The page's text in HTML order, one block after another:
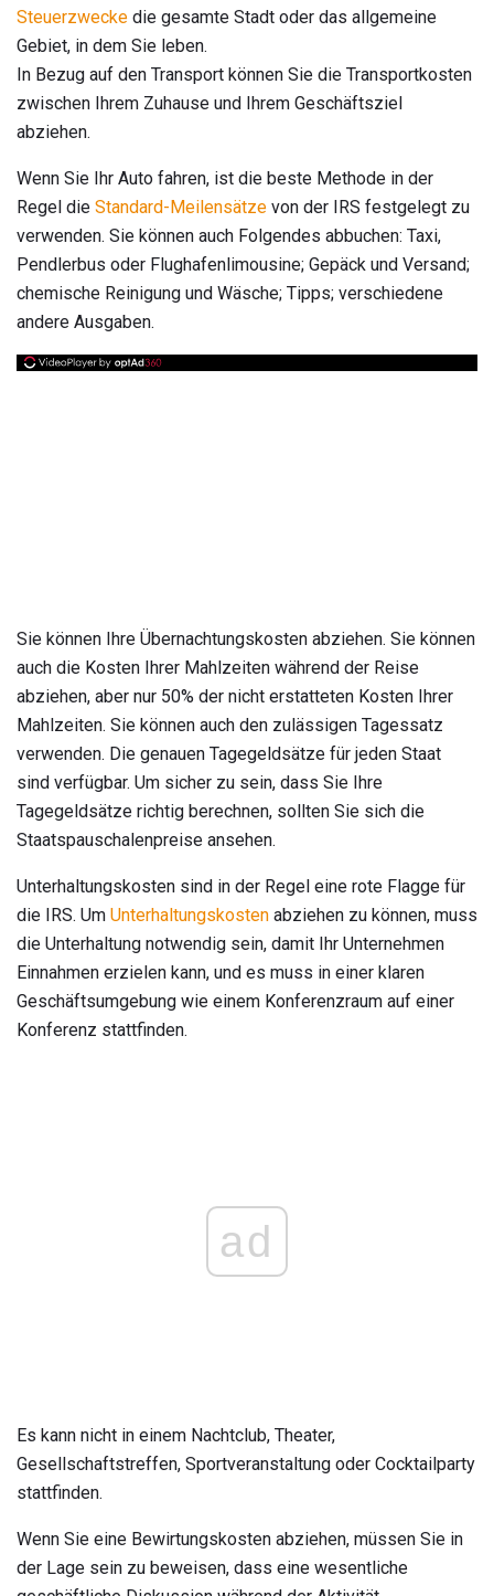
Steuerzwecke die gesamte Stadt oder das allgemeine
Gebiet, in dem Sie leben.
In Bezug auf den Transport können Sie die Transportkosten
zwischen Ihrem Zuhause und Ihrem Geschäftsziel
abziehen.
Wenn Sie Ihr Auto fahren, ist die beste Methode in der
Regel die Standard-Meilensätze von der IRS festgelegt zu
verwenden. Sie können auch Folgendes abbuchen: Taxi,
Pendlerbus oder Flughafenlimousine; Gepäck und Versand;
chemische Reinigung und Wäsche; Tipps; verschiedene
andere Ausgaben.
Sie können Ihre Übernachtungskosten abziehen. Sie können
auch die Kosten Ihrer Mahlzeiten während der Reise
abziehen, aber nur 50% der nicht erstatteten Kosten Ihrer
Mahlzeiten. Sie können auch den zulässigen Tagessatz
verwenden. Die genauen Tagegeldsätze für jeden Staat
sind verfügbar. Um sicher zu sein, dass Sie Ihre
Tagegeldsätze richtig berechnen, sollten Sie sich die
Staatspauschalenpreise ansehen.
Unterhaltungskosten sind in der Regel eine rote Flagge für
die IRS. Um Unterhaltungskosten abziehen zu können, muss
die Unterhaltung notwendig sein, damit Ihr Unternehmen
Einnahmen erzielen kann, und es muss in einer klaren
Geschäftsumgebung wie einem Konferenzraum auf einer
Konferenz stattfinden.
ad
Es kann nicht in einem Nachtclub, Theater,
Gesellschaftstreffen, Sportveranstaltung oder Cocktailparty
stattfinden.
Wenn Sie eine Bewirtungskosten abziehen, müssen Sie in
der Lage sein zu beweisen, dass eine wesentliche